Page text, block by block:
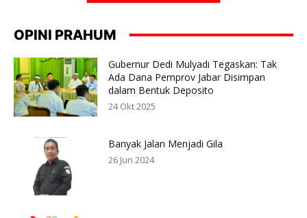
OPINI PRAHUM
Gubernur Dedi Mulyadi Tegaskan: Tak
Ada Dana Pemprov Jabar Disimpan
dalam Bentuk Deposito
24 Okt 2025
Banyak Jalan Menjadi Gila
26 Jun 2024